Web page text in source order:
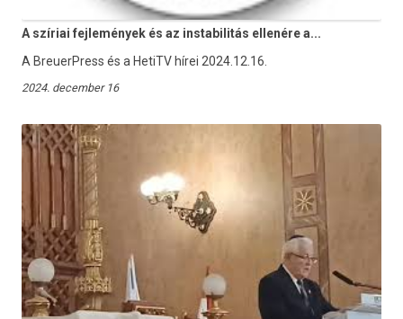
A szíriai fejlemények és az instabilitás ellenére a...
A BreuerPress és a HetiTV hírei 2024.12.16.
2024. december 16